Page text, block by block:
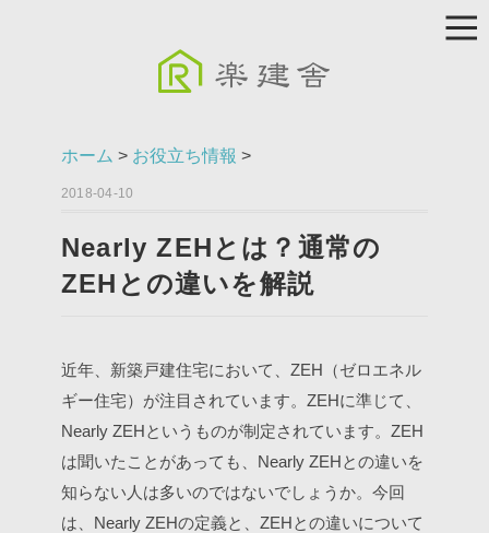
ホーム > お役立ち情報 >
2018-04-10
Nearly ZEHとは？通常の
ZEHとの違いを解説
近年、新築戸建住宅において、ZEH（ゼロエネル
ギー住宅）が注目されています。ZEHに準じて、
Nearly ZEHというものが制定されています。ZEH
は聞いたことがあっても、Nearly ZEHとの違いを
知らない人は多いのではないでしょうか。今回
は、Nearly ZEHの定義と、ZEHとの違いについて